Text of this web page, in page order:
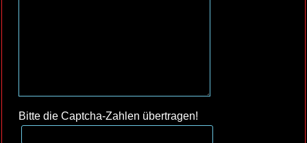
Bitte die Captcha-Zahlen übertragen!